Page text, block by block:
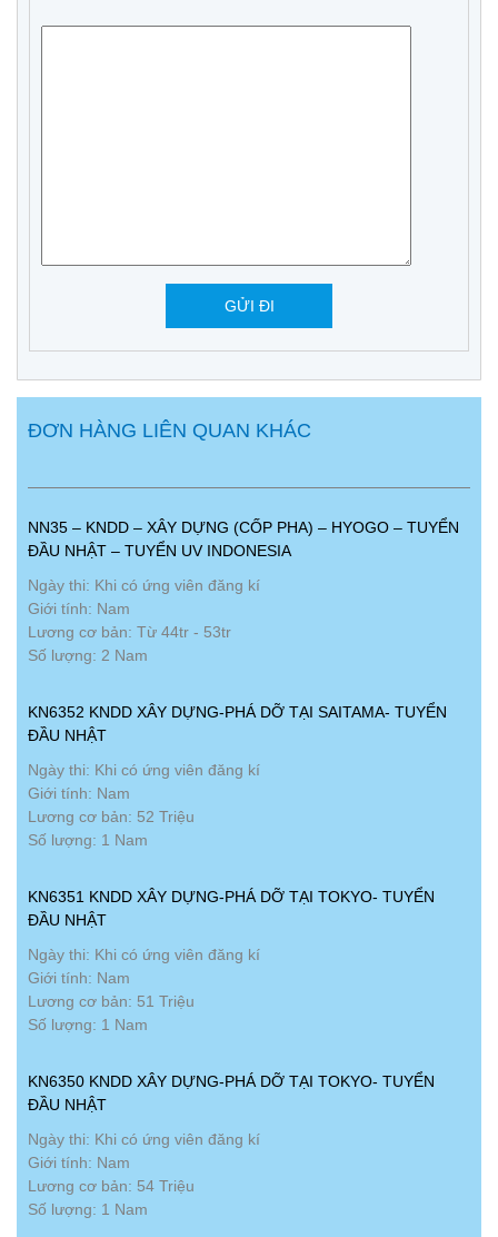
ĐƠN HÀNG LIÊN QUAN KHÁC
NN35 – KNDD – XÂY DỰNG (CỐP PHA) – HYOGO – TUYỂN
ĐẦU NHẬT – TUYỂN UV INDONESIA
Ngày thi: Khi có ứng viên đăng kí
Giới tính: Nam
Lương cơ bản: Từ 44tr - 53tr
Số lượng: 2 Nam
KN6352 KNDD XÂY DỰNG-PHÁ DỠ TẠI SAITAMA- TUYỂN
ĐẦU NHẬT
Ngày thi: Khi có ứng viên đăng kí
Giới tính: Nam
Lương cơ bản: 52 Triệu
Số lượng: 1 Nam
KN6351 KNDD XÂY DỰNG-PHÁ DỠ TẠI TOKYO- TUYỂN
ĐẦU NHẬT
Ngày thi: Khi có ứng viên đăng kí
Giới tính: Nam
Lương cơ bản: 51 Triệu
Số lượng: 1 Nam
KN6350 KNDD XÂY DỰNG-PHÁ DỠ TẠI TOKYO- TUYỂN
ĐẦU NHẬT
Ngày thi: Khi có ứng viên đăng kí
Giới tính: Nam
Lương cơ bản: 54 Triệu
Số lượng: 1 Nam